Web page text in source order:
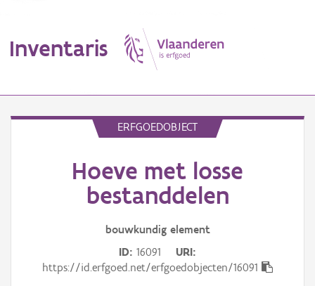
Inventaris
Aanduidingsobject
ERFGOEDOBJECT
Hoeve met losse
bestanddelen
bouwkundig element
ID 16091
URI
https://id.erfgoed.net/erfgoedobjecten/16091